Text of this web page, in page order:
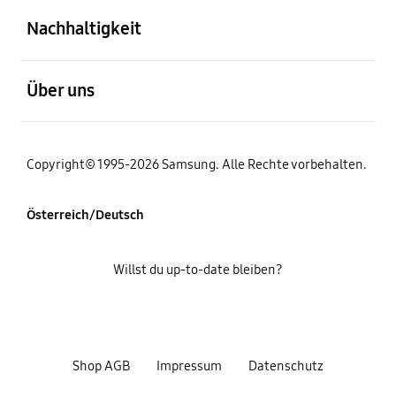
Nachhaltigkeit
Über uns
Copyright© 1995-2026 Samsung. Alle Rechte vorbehalten.
Österreich/Deutsch
Shop AGB Impressum Datenschutz
Willst du up-to-date bleiben?